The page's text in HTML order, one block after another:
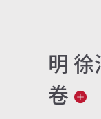
明
卷